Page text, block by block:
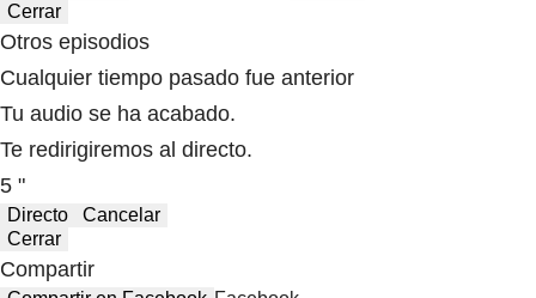
Cerrar
Otros episodios
Cualquier tiempo pasado fue anterior
Tu audio se ha acabado.
Te redirigiremos al directo.
5 "
Directo
Cancelar
Cerrar
Compartir